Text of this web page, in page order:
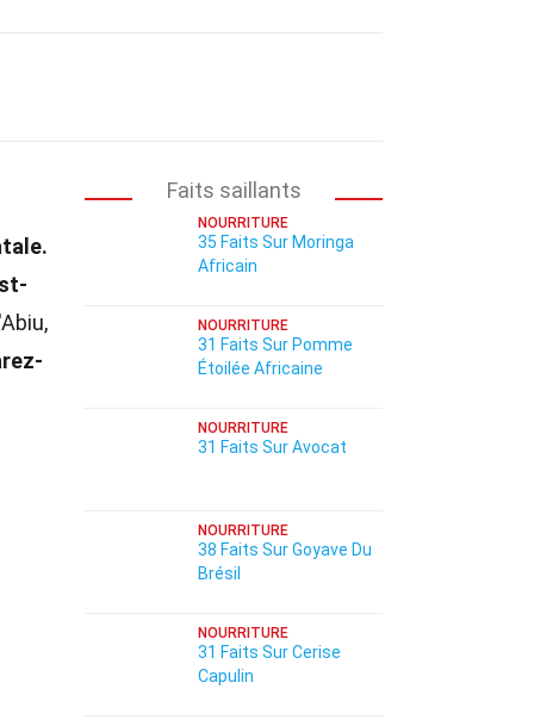
Faits saillants
NOURRITURE
35 Faits Sur Moringa
Africain
NOURRITURE
31 Faits Sur Pomme
Étoilée Africaine
NOURRITURE
31 Faits Sur Avocat
NOURRITURE
38 Faits Sur Goyave Du
Brésil
NOURRITURE
31 Faits Sur Cerise
Capulin